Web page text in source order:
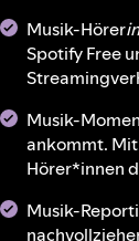
Musik-Hörer
Spotify Free
Musik-
ankommt.
Hörer*innen
Musik-